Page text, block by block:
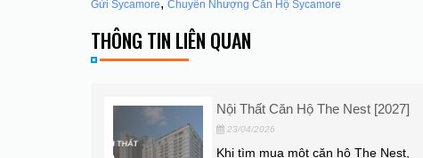
Gửi Sycamore, Chuyển Nhượng Căn Hộ Sycamore
THÔNG TIN LIÊN QUAN
Nội Thất Căn Hộ The Nest [2027]
23/04/2026
Khi tìm mua một căn hộ The Nest,